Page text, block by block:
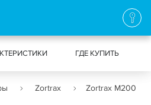
СКАНЕРЫ ГДЕ КУПИТЬ
Zortrax Zortrax M200